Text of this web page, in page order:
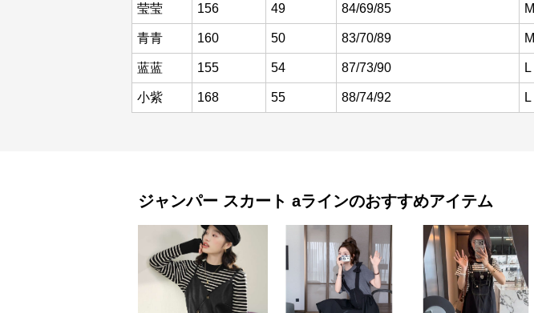
莹莹 156 49 84/69/85 M
青青 160 50 83/70/89 M
蓝蓝 155 54 87/73/90 L
小紫 168 55 88/74/92 L
ジャンパー スカート aラインのおすすめアイテム